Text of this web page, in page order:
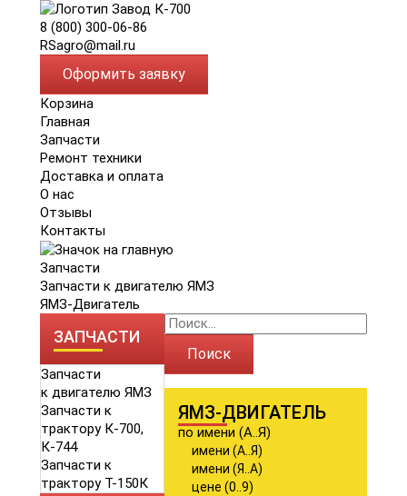
8 (800) 300-06-86
RSagro@mail.ru
Оформить заявку
Корзина
Главная
Запчасти
Ремонт техники
Доставка и оплата
О нас
Отзывы
Контакты
Запчасти
Запчасти к двигателю ЯМЗ
ЯМЗ-Двигатель
ЗАПЧАСТИ
Запчасти
к двигателю ЯМЗ
Запчасти к
трактору К-700,
К-744
Запчасти к
трактору Т-150К
Поиск
ЯМЗ-ДВИГАТЕЛЬ
по имени (А..Я)
имени (А..Я)
имени (Я..А)
цене (0..9)